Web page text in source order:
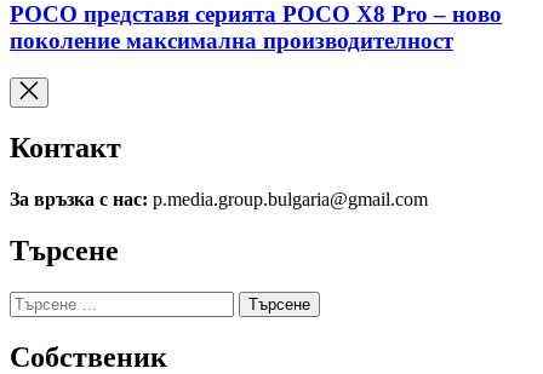
POCO представя серията POCO X8 Pro – ново
поколение максимална производителност
Контакт
За връзка с нас: p.media.group.bulgaria@gmail.com
Търсене
Търсене
за:
Собственик